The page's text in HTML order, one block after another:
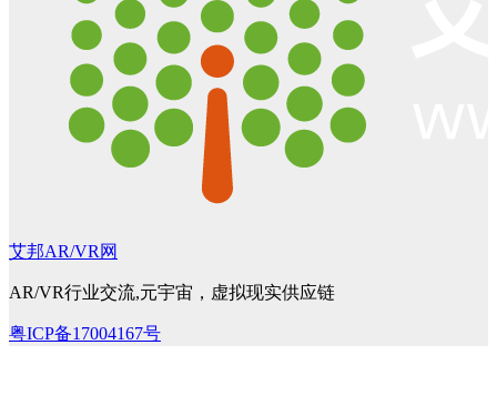
艾邦AR/VR网
AR/VR行业交流,元宇宙，虚拟现实供应链
粤ICP备17004167号